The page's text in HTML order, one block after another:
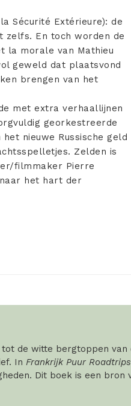
Sécurité Extérieure): de
zelfs. En toch worden de
la morale van Mathieu
geweld dat plaatsvond
brengen van het
met extra verhaallijnen
georkestreerde
nieuwe Russische geld
Zelden is
filmmaker Pierre
het hart der
de witte bergtoppen van
In Frankrijk Puur Roadtrips
Dit boek is een bron